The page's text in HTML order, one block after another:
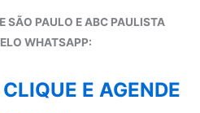
SÃO PAULO E ABC PAULISTA
WHATSAPP:
E AGENDE